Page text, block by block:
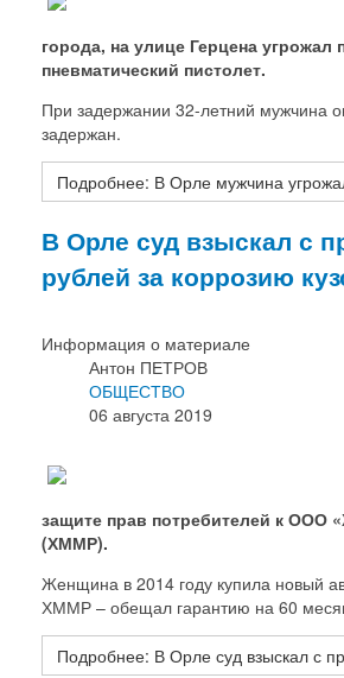
города, на улице Герцена
пневматический пистолет.
При задержании 32-летний мужчина
задержан.
Подробнее: В Орле мужчина
В Орле суд взыскал с
рублей за коррозию
Информация о материале
Антон ПЕТРОВ
ОБЩЕСТВО
06 августа 2019
защите прав потребителей к ООО
(ХММР).
Женщина в 2014 году купила новый
ХММР – обещал гарантию на 60
Подробнее: В Орле суд взыскал с